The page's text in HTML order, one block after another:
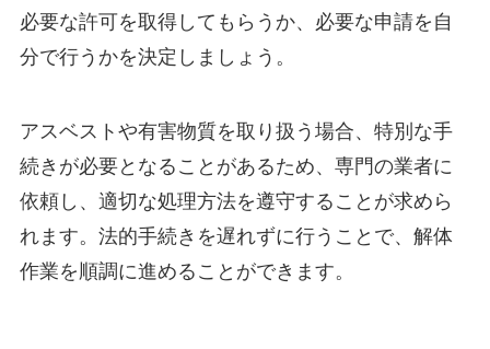
必要な許可を取得してもらうか、必要な申請を自
分で行うかを決定しましょう。
アスベストや有害物質を取り扱う場合、特別な手
続きが必要となることがあるため、専門の業者に
依頼し、適切な処理方法を遵守することが求めら
れます。法的手続きを遅れずに行うことで、解体
作業を順調に進めることができます。